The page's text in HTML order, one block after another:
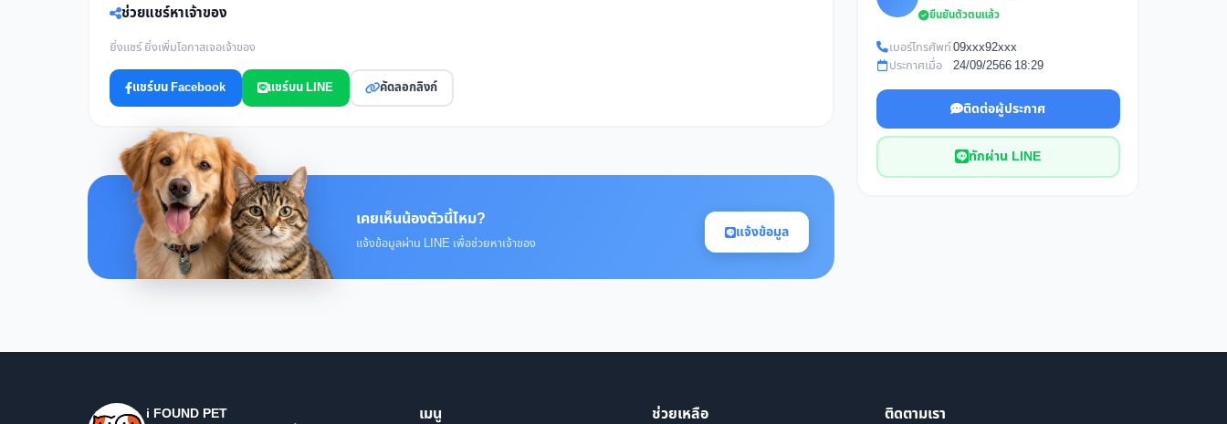
ช่วยแชร์หาเจ้าของ
ยิ่งแชร์ ยิ่งเพิ่มโอกาสเจอเจ้าของ
แชร์บน Facebook แชร์บน LINE คัดลอกลิงก์
เคยเห็นน้องตัวนี้ไหม?
แจ้งข้อมูลผ่าน LINE เพื่อช่วยหาเจ้าของ
แจ้งข้อมูล
ยืนยันตัวตนแล้ว
เบอร์โทรศัพท์09xxx92xxx
ประกาศเมื่อ
24/09/2566 18:29
ติดต่อผู้ประกาศ
ทักผ่าน LINE
i FOUND PET
เมนู ช่วยเหลือ ติดตามเรา